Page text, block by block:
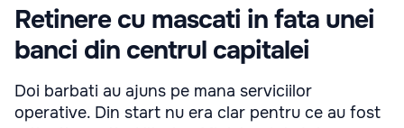
Retinere cu mascati in fata unei
banci din centrul capitalei
Doi barbati au ajuns pe mana serviciilor
operative. Din start nu era clar pentru ce au fost